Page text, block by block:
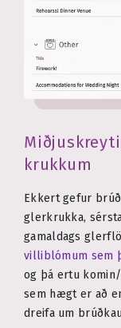
krukkum
Ekkert gefur
glerkrukka,
gamaldags
villiblómum sem
og þá ertu
sem hægt er að
dreifa um